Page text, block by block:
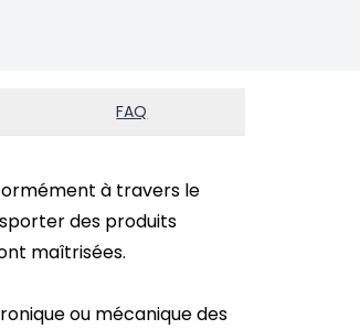
FAQ
à travers le
des produits
maîtrisées.
ou mécanique des